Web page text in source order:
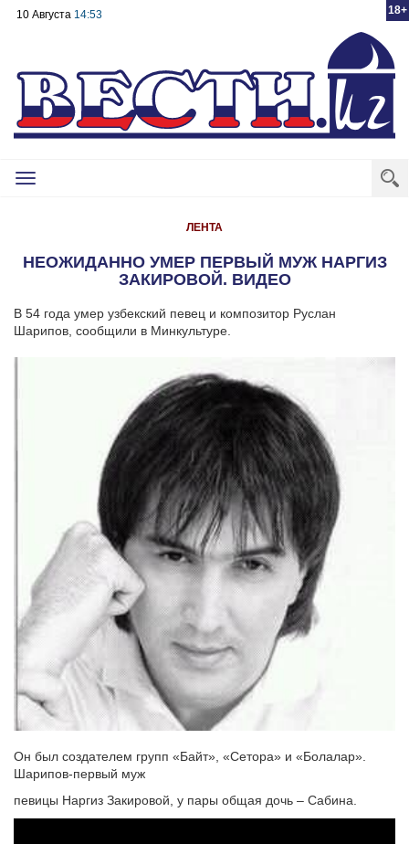
18+
10 Августа 14:53
Toggle
ЛЕНТА
НЕОЖИДАННО УМЕР ПЕРВЫЙ МУЖ НАРГИЗ
ЗАКИРОВОЙ. ВИДЕО
В 54 года умер узбекский певец и композитор Руслан
Шарипов, сообщили в Минкультуре.
Он был создателем групп «Байт», «Сетора» и «Болалар».
Шарипов-первый муж
певицы Наргиз Закировой, у пары общая дочь – Сабина.